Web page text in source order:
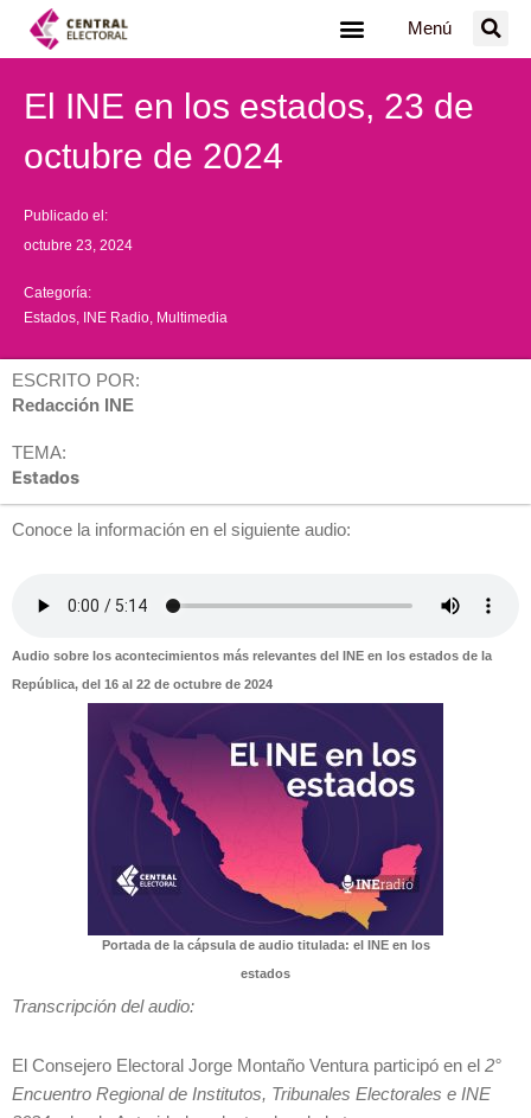
Menú
El INE en los estados, 23 de
octubre de 2024
Publicado el:
octubre 23, 2024
Categoría:
Estados INE Radio Multimedia
ESCRITO POR:
Redacción INE
TEMA:
Estados
Conoce la información en el siguiente audio:
Audio sobre los acontecimientos más relevantes del INE en los estados de la
República, del 16 al 22 de octubre de 2024
Portada de la cápsula de audio titulada: el INE en los
estados
Transcripción del audio:
El Consejero Electoral Jorge Montaño Ventura participó en el 2°
Encuentro Regional de Institutos, Tribunales Electorales e INE